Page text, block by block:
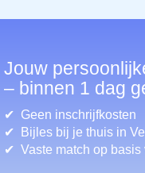
Jouw
– binnen 1 dag
Geen inschrijfkosten
Bijles bij je thuis in
Vaste match op